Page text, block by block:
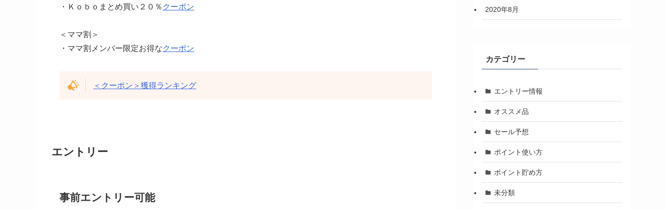
・Ｋｏｂｏまとめ買い２０％ クーポン
＜ママ割＞
・ママ割メンバー限定お得なクーポン
＜クーポン＞獲得ランキング
エントリー
事前エントリー可能
2020年8月
カテゴリー
エントリー情報
オススメ品
セール予想
ポイント使い方
ポイント貯め方
未分類